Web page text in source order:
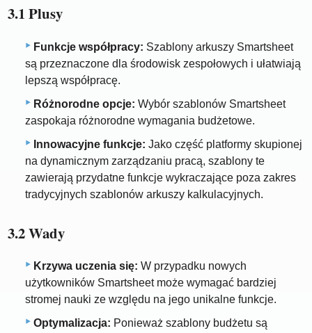
3.1 Plusy
Funkcje współpracy: Szablony arkuszy Smartsheet
są przeznaczone dla środowisk zespołowych i ułatwiają
lepszą współpracę.
Różnorodne opcje: Wybór szablonów Smartsheet
zaspokaja różnorodne wymagania budżetowe.
Innowacyjne funkcje: Jako część platformy skupionej
na dynamicznym zarządzaniu pracą, szablony te
zawierają przydatne funkcje wykraczające poza zakres
tradycyjnych szablonów arkuszy kalkulacyjnych.
3.2 Wady
Krzywa uczenia się: W przypadku nowych
użytkowników Smartsheet może wymagać bardziej
stromej nauki ze względu na jego unikalne funkcje.
Optymalizacja: Ponieważ szablony budżetu są